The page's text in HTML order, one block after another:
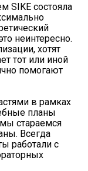
SIKE состояла
неинтересно.
хотят
тот или иной
помогают
в рамках
планы
стараемся
Всегда
работали с